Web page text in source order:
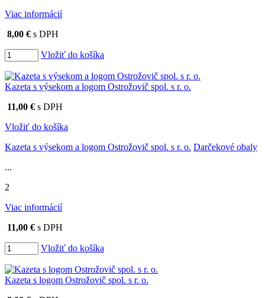
Viac informácií
8,00 € s DPH
Vložiť do košíka
Kazeta s výsekom a logom Ostrožovič spol. s r. o.
11,00 € s DPH
Vložiť do košíka
Kazeta s výsekom a logom Ostrožovič spol. s r. o. Darčekové obaly
...
2
Viac informácií
11,00 € s DPH
Vložiť do košíka
Kazeta s logom Ostrožovič spol. s r. o.